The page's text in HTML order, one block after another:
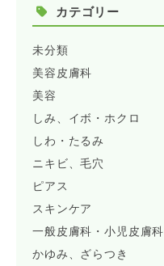
カテゴリー
未分類
美容皮膚科
美容
しみ、イボ・ホクロ
しわ・たるみ
ニキビ、毛穴
ピアス
スキンケア
一般皮膚科・小児皮膚科
かゆみ、ざらつき